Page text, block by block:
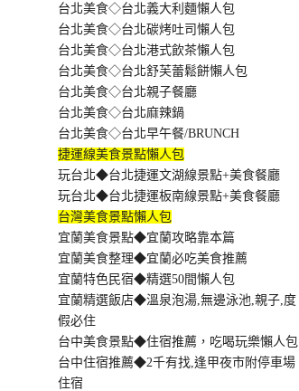
台北美食◇台北義大利麵懶人包
台北美食◇台北碳烤吐司懶人包
台北美食◇台北港式飲茶懶人包
台北美食◇台北舒芙蕾鬆餅懶人包
台北美食◇台北親子餐廳
台北美食◇台北麻辣鍋
台北美食◇台北早午餐/BRUNCH
捷運線美食景點懶人包
玩台北◆台北捷運文湖線景點+美食餐廳
玩台北◆台北捷運板南線景點+美食餐廳
台灣美食景點懶人包
宜蘭美食景點◆宜蘭攻略靠本篇
宜蘭美食整理◆宜蘭必吃美食推薦
宜蘭特色民宿◆精選50間懶人包
宜蘭精選飯店◆溫泉泡湯,無邊泳池,親子,度
假必住
台中美食景點◆住宿推薦，吃喝玩樂懶人包
台中住宿推薦◆2千有找,逢甲夜市附停車場
住宿